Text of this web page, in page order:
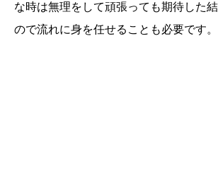
な時は無理をして頑張っても期待した
ので流れに身を任せることも必要です。